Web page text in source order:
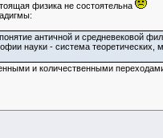
физика не состоятельна
античной и средневековой
науки - система теоретических,
и количественными